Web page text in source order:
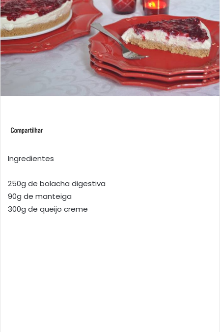
Ingredientes
250g de bolacha digestiva
90g de manteiga
300g de queijo creme